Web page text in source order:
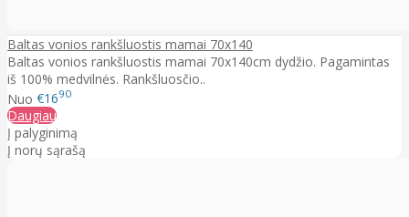
Baltas vonios rankšluostis mamai 70x140
Baltas vonios rankšluostis mamai 70x140cm dydžio. Pagamintas
iš 100% medvilnės. Rankšluosčio..
Nuo €1690
Daugiau
Į palyginimą
Į norų sąrašą